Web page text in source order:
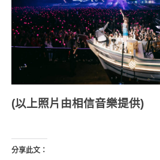
(以上照片由相信音樂提供)
分享此文：